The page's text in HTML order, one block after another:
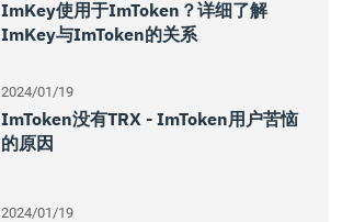
ImKey使用于imToken？详细了解
ImKey与imToken的关系
2024/01/19
ImToken没有TRX - ImToken用户苦恼
的原因
2024/01/19